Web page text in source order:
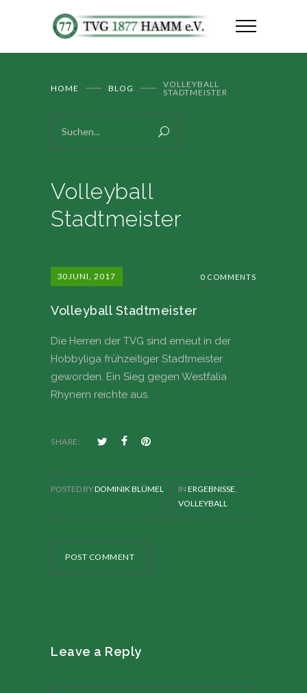
HOME BLOG
VOLLEYBALL
STADTMEISTER
Volleyball
Stadtmeister
30 JUNI, 2017 0 COMMENTS
Volleyball Stadtmeister
Die Herren der TVG sind erneut in der
Hobbyliga frühzeitiger Stadtmeister
geworden. Ein Sieg gegen Westfalia
Rhynern reichte aus.
SHARE:
POST COMMENT
POSTED BYDOMINIK BLÜMEL IN ERGEBNISSE
VOLLEYBALL
Leave a Reply